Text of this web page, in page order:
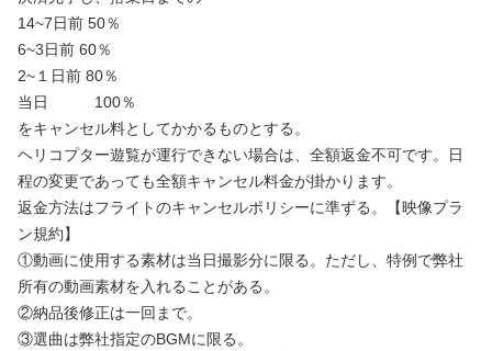
14~7日前 50％
6~3日前 60％
2~１日前 80％
当日 100％
をキャンセル料としてかかるものとする。
ヘリコプター遊覧が運行できない場合は、全額返金不可です。日
程の変更であっても全額キャンセル料金が掛かります。
返金方法はフライトのキャンセルポリシーに準ずる。【映像プラ
ン規約】
①動画に使用する素材は当日撮影分に限る。ただし、特例で弊社
所有の動画素材を入れることがある。
②納品後修正は一回まで。
③選曲は弊社指定のBGMに限る。